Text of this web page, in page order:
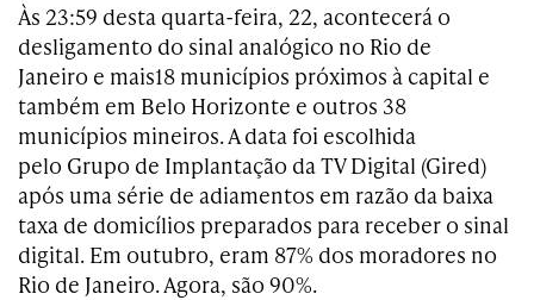
Às 23:59 desta quarta-feira, 22, acontecerá o
desligamento do sinal analógico no Rio de
Janeiro e mais18 municípios próximos à capital e
também em Belo Horizonte e outros 38
municípios mineiros. A data foi escolhida
pelo Grupo de Implantação da TV Digital (Gired)
após uma série de adiamentos em razão da baixa
taxa de domicílios preparados para receber o sinal
digital. Em outubro, eram 87% dos moradores no
Rio de Janeiro. Agora, são 90%.